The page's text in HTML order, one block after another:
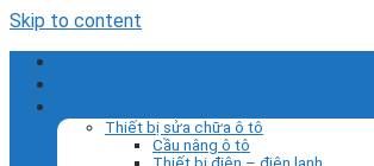
Skip to content
Thiết bị sửa chữa ô tô
Cầu nâng ô tô